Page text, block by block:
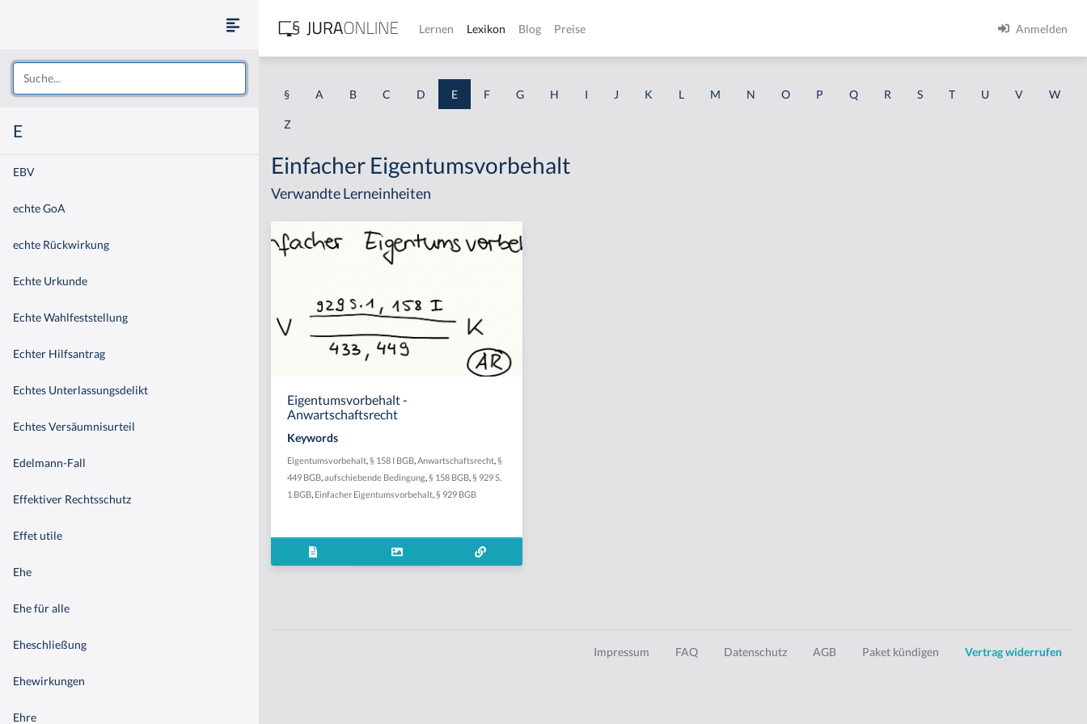
E
EBV
echte GoA
echte Rückwirkung
Echte Urkunde
Echte Wahlfeststellung
Echter Hilfsantrag
Echtes Unterlassungsdelikt
Echtes Versäumnisurteil
Edelmann-Fall
Effektiver Rechtsschutz
Effet utile
Ehe
Ehe für alle
Eheschließung
Ehewirkungen
Ehre
Lernen Lexikon Blog Preise Anmelden
§ A B C D E F G H I J K L M N O P Q R S T U V W
Z
Einfacher Eigentumsvorbehalt
Verwandte Lerneinheiten
Eigentumsvorbehalt -
Anwartschaftsrecht
Keywords
Eigentumsvorbehalt,§ 158 I BGB,Anwartschaftsrecht,§
449 BGB,aufschiebende Bedingung,§ 158 BGB,§ 929 S.
1 BGB, Einfacher Eigentumsvorbehalt,§ 929 BGB
Impressum FAQ Datenschutz AGB Paket kündigen Vertrag widerrufen